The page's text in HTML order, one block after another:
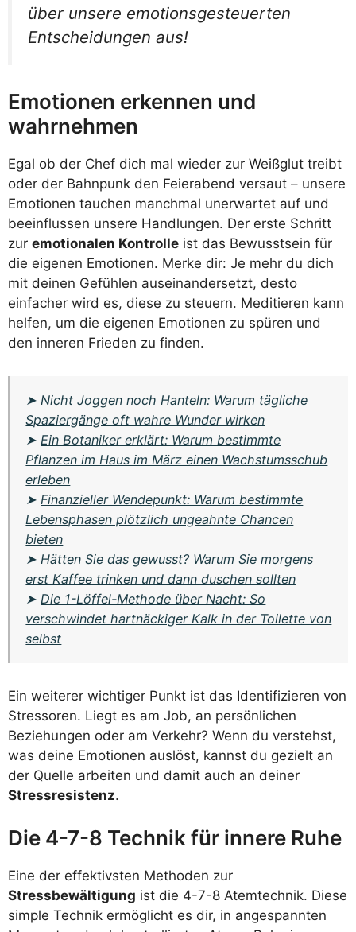
über unsere emotionsgesteuerten
Entscheidungen aus!
Emotionen erkennen und
wahrnehmen
Egal ob der Chef dich mal wieder zur Weißglut treibt
oder der Bahnpunk den Feierabend versaut – unsere
Emotionen tauchen manchmal unerwartet auf und
beeinflussen unsere Handlungen. Der erste Schritt
zur emotionalen Kontrolle ist das Bewusstsein für
die eigenen Emotionen. Merke dir: Je mehr du dich
mit deinen Gefühlen auseinandersetzt, desto
einfacher wird es, diese zu steuern. Meditieren kann
helfen, um die eigenen Emotionen zu spüren und
den inneren Frieden zu finden.
➤Nicht Joggen noch Hanteln: Warum tägliche
Spaziergänge oft wahre Wunder wirken
➤Ein Botaniker erklärt: Warum bestimmte
Pflanzen im Haus im März einen Wachstumsschub
erleben
➤Finanzieller Wendepunkt: Warum bestimmte
Lebensphasen plötzlich ungeahnte Chancen
bieten
➤Hätten Sie das gewusst? Warum Sie morgens
erst Kaffee trinken und dann duschen sollten
➤Die 1-Löffel-Methode über Nacht: So
verschwindet hartnäckiger Kalk in der Toilette von
selbst
Ein weiterer wichtiger Punkt ist das Identifizieren von
Stressoren. Liegt es am Job, an persönlichen
Beziehungen oder am Verkehr? Wenn du verstehst,
was deine Emotionen auslöst, kannst du gezielt an
der Quelle arbeiten und damit auch an deiner
Stressresistenz.
Die 4-7-8 Technik für innere Ruhe
Eine der effektivsten Methoden zur
Stressbewältigung ist die 4-7-8 Atemtechnik. Diese
simple Technik ermöglicht es dir, in angespannten